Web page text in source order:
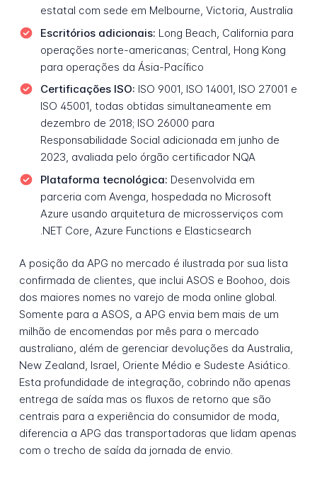
estatal com sede em Melbourne, Victoria, Australia
Escritórios adicionais: Long Beach, California para
operações norte-americanas; Central, Hong Kong
para operações da Ásia-Pacífico
Certificações ISO: ISO 9001, ISO 14001, ISO 27001 e
ISO 45001, todas obtidas simultaneamente em
dezembro de 2018; ISO 26000 para
Responsabilidade Social adicionada em junho de
2023, avaliada pelo órgão certificador NQA
Plataforma tecnológica: Desenvolvida em
parceria com Avenga, hospedada no Microsoft
Azure usando arquitetura de microsserviços com
.NET Core, Azure Functions e Elasticsearch
A posição da APG no mercado é ilustrada por sua lista
confirmada de clientes, que inclui ASOS e Boohoo, dois
dos maiores nomes no varejo de moda online global.
Somente para a ASOS, a APG envia bem mais de um
milhão de encomendas por mês para o mercado
australiano, além de gerenciar devoluções da Australia,
New Zealand, Israel, Oriente Médio e Sudeste Asiático.
Esta profundidade de integração, cobrindo não apenas
entrega de saída mas os fluxos de retorno que são
centrais para a experiência do consumidor de moda,
diferencia a APG das transportadoras que lidam apenas
com o trecho de saída da jornada de envio.